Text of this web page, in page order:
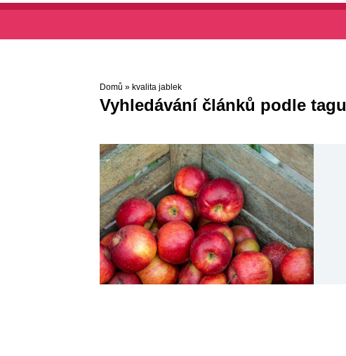
Domů » kvalita jablek
Vyhledávání článků podle tagu